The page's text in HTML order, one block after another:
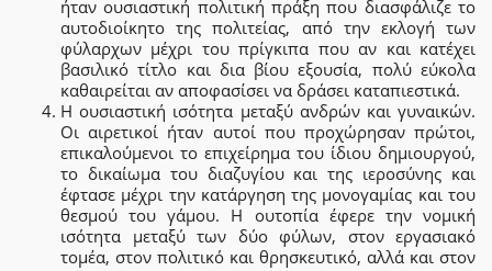
ήταν ουσιαστική πολιτική πράξη που διασφάλιζε το
αυτοδιοίκητο της πολιτείας, από την εκλογή των
φύλαρχων μέχρι του πρίγκιπα που αν και κατέχει
βασιλικό τίτλο και δια βίου εξουσία, πολύ εύκολα
καθαιρείται αν αποφασίσει να δράσει καταπιεστικά.
Η ουσιαστική ισότητα μεταξύ ανδρών και γυναικών.
Οι αιρετικοί ήταν αυτοί που προχώρησαν πρώτοι,
επικαλούμενοι το επιχείρημα του ίδιου δημιουργού,
το δικαίωμα του διαζυγίου και της ιεροσύνης και
έφτασε μέχρι την κατάργηση της μονογαμίας και του
θεσμού του γάμου. Η ουτοπία έφερε την νομική
ισότητα μεταξύ των δύο φύλων, στον εργασιακό
τομέα, στον πολιτικό και θρησκευτικό, αλλά και στον